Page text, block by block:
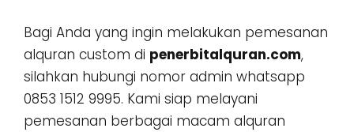
Bagi Anda yang ingin melakukan pemesanan
alquran custom di penerbitalquran.com,
silahkan hubungi nomor admin whatsapp
0853 1512 9995. Kami siap melayani
pemesanan berbagai macam alquran